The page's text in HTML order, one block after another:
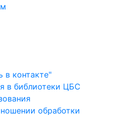
в контакте"
в библиотеки ЦБС
обработки